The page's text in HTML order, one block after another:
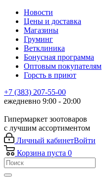
Новости
Цены и доставка
Магазины
Груминг
Ветклиника
Бонусная программа
Оптовым покупателям
Горсть в приют
+7 (383) 207-55-00
ежедневно 9:00 - 20:00
Гипермаркет зоотоваров
с лучшим ассортиментом
Личный кабинетВойти
Корзина пуста 0